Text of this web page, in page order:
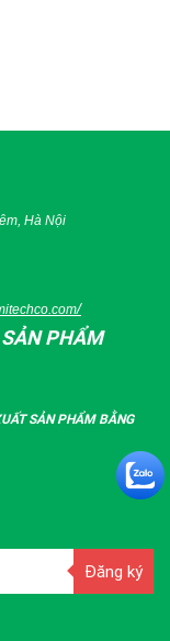
Hà Nội
/
PHẨM
SẢN PHẨM BẰNG
Đăng ký